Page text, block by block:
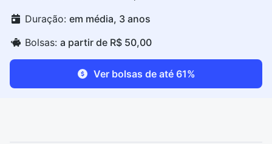
Duração: em média, 3 anos
Bolsas: a partir de R$ 50,00
Ver bolsas de até 61%